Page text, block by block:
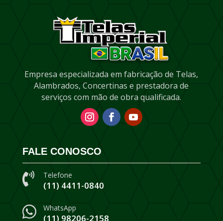
Empresa especializada em fabricação de Telas,
Alambrados, Concertinas e prestadora de
serviços com mão de obra qualificada.
FALE CONOSCO
 Telefone
(11) 4411-0840
 WhatsApp
(11) 98206-2158